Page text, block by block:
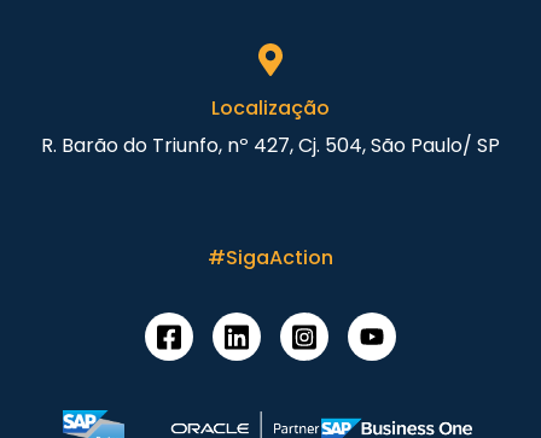
Localização
R. Barão do Triunfo, nº 427, Cj. 504, São Paulo/ SP
#SigaAction